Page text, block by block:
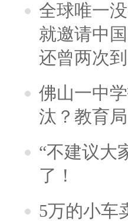
全球唯一
就邀请中
还曾两次
佛山一中
汰？教育
“不建议大
了！
5万的小车